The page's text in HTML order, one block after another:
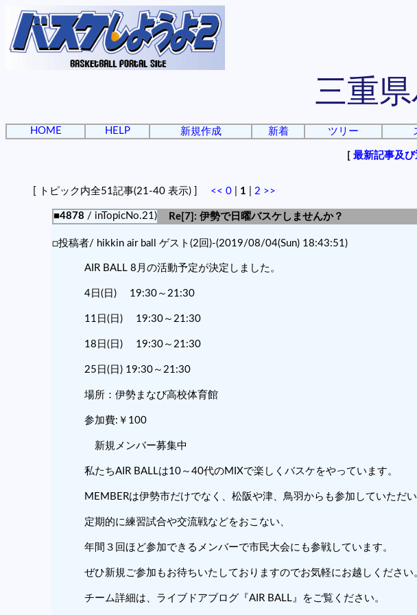
三重
HOME HELP 新規作成 新着 ツリー
[ 最新記事及
[ トピック内全51記事(21-40 表示) ] << 0 1 2 >>
■4878 / inTopicNo.21) Re[7]: 伊勢で日曜バスケしませんか？
□投稿者/ hikkin air ball ゲスト(2回)-(2019/08/04(Sun) 18:43:51)
AIR BALL 8月の活動予定が決定しました。
4日(日) 19:30～21:30
11日(日) 19:30～21:30
18日(日) 19:30～21:30
25日(日) 19:30～21:30
場所：伊勢まなび高校体育館
参加費:￥100
新規メンバー募集中
私たちAIR BALLは10～40代のMIXで楽しくバスケをやっています。
MEMBERは伊勢市だけでなく、松阪や津、鳥羽からも参加していただ
定期的に練習試合や交流戦などをおこない、
年間３回ほど参加できるメンバーで市民大会にも参戦しています。
ぜひ新規ご参加もお待ちいたしておりますのでお気軽にお越しください
チーム詳細は、ライブドアブログ『AIR BALL』をご覧ください。